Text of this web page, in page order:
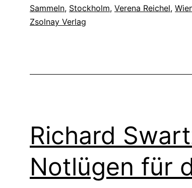
Sammeln, Stockholm, Verena Reichel,
Zsolnay Verlag
Richard
Notlügen für